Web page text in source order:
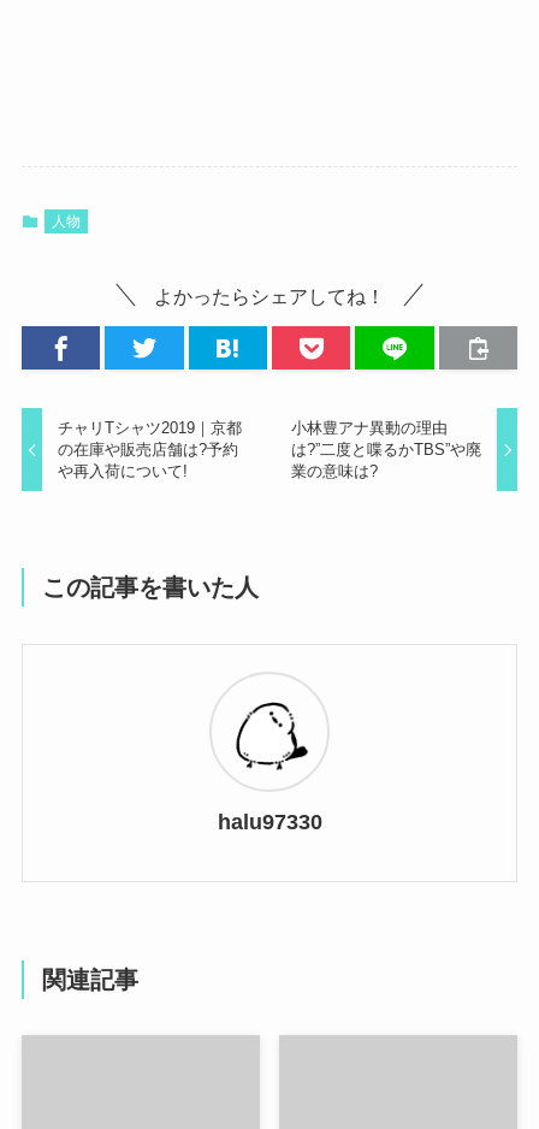
人物
よかったらシェアしてね！
チャリTシャツ2019｜京都
の在庫や販売店舗は?予約
や再入荷について!
小林豊アナ異動の理由
は?”二度と喋るかTBS”や廃
業の意味は?
この記事を書いた人
halu97330
関連記事